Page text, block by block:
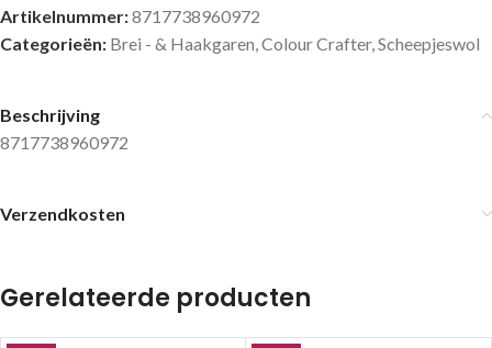
Artikelnummer:8717738960972
Categorieën: Brei - & Haakgaren,Colour Crafter,Scheepjeswol
Beschrijving
8717738960972
Verzendkosten
Gerelateerde producten